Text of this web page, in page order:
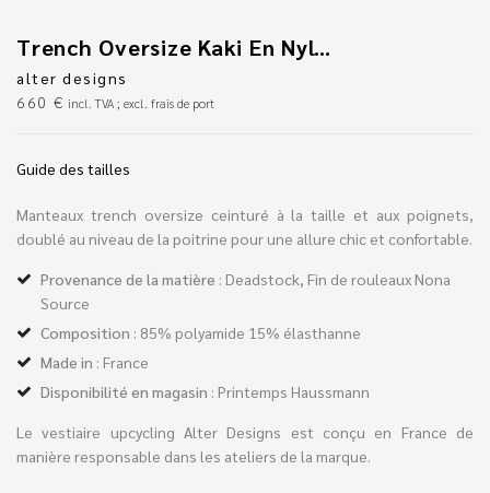
Trench Oversize Kaki En Nylon
alter designs
660 € incl. TVA ; excl. frais de port
Guide des tailles
Manteaux trench oversize ceinturé à la taille et aux poignets,
doublé au niveau de la poitrine pour une allure chic et confortable.
Provenance de la matière : Deadstock, Fin de rouleaux Nona
Source
Composition : 85% polyamide 15% élasthanne
Made in : France
Disponibilité en magasin : Printemps Haussmann
Le vestiaire upcycling Alter Designs est conçu en France de
manière responsable dans les ateliers de la marque.